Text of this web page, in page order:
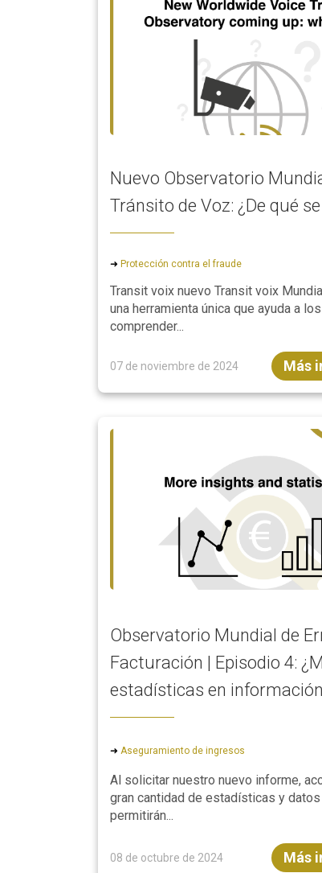
Nuevo Observatorio
Tránsito de Voz: ¿De qué
➜ Protección contra el fraude
Transit voix nuevo Transit voix
una herramienta única que ayuda a
comprender...
07 de noviembre de 2024 Más
Observatorio Mundial de
Facturación | Episodio 4:
estadísticas en
➜ Aseguramiento de ingresos
Al solicitar nuestro nuevo informe,
gran cantidad de estadísticas y
permitirán...
08 de octubre de 2024 Más